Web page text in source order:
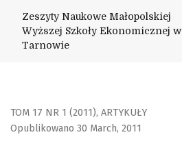
Zeszyty Naukowe Małopolskiej
Wyższej Szkoły Ekonomicznej w
Tarnowie
TOM 17 NR 1 (2011), ARTYKUŁY
Opublikowano 30 March, 2011